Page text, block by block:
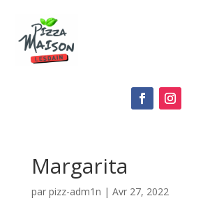
Margarita
par pizz-adm1n | Avr 27, 2022